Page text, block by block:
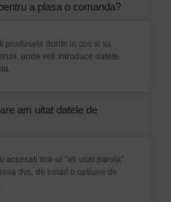
a plasa o comanda?
produsele dorite in cos si sa
unde veti introduce datele
am uitat datele de
accesati link-ul "ati uitat parola".
dvs. de email o optiune de